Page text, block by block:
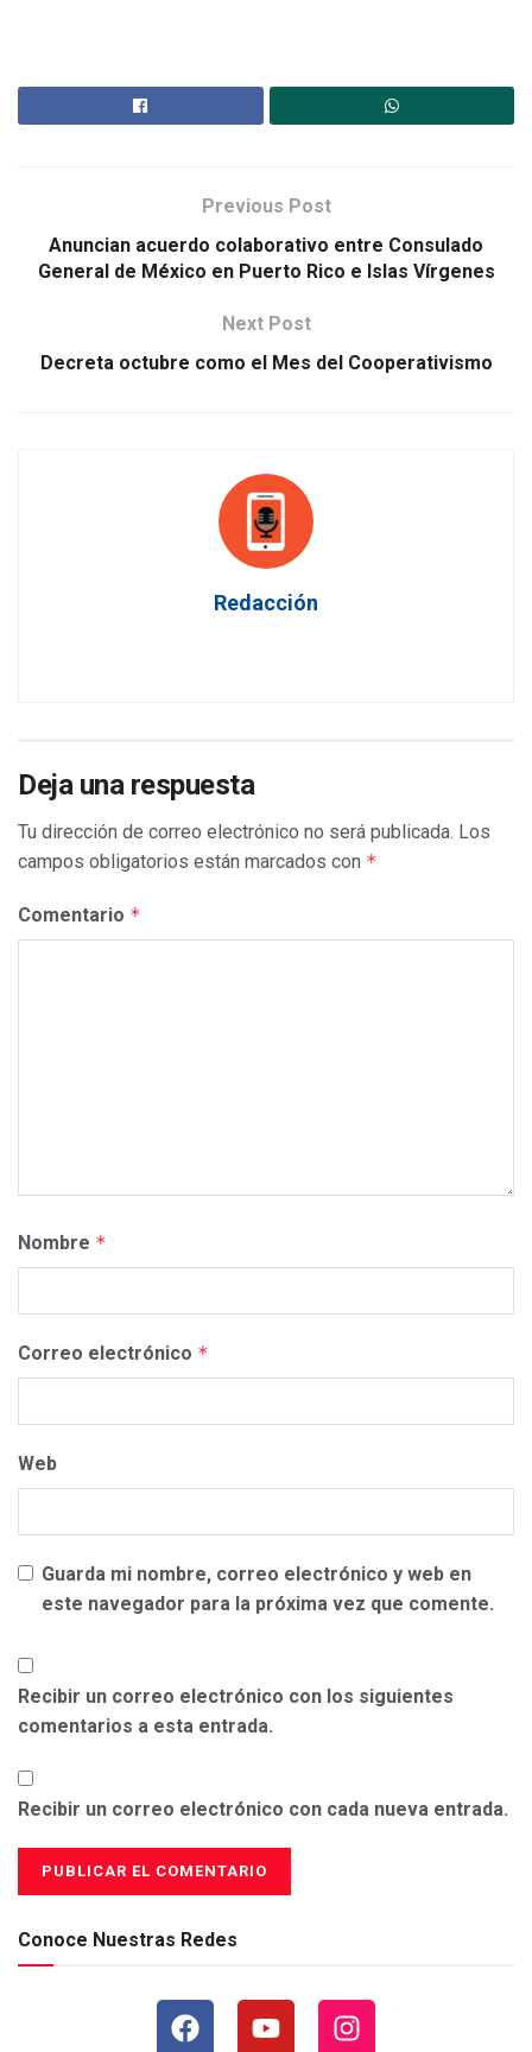
Previous Post
Anuncian acuerdo colaborativo entre Consulado
General de México en Puerto Rico e Islas Vírgenes
Next Post
Decreta octubre como el Mes del Cooperativismo
Redacción
Deja una respuesta
Tu dirección de correo electrónico no será publicada. Los
campos obligatorios están marcados con *
Comentario *
Nombre *
Correo electrónico *
Web
Guarda mi nombre, correo electrónico y web en
este navegador para la próxima vez que comente.
Recibir un correo electrónico con los siguientes
comentarios a esta entrada.
Recibir un correo electrónico con cada nueva entrada.
Conoce Nuestras Redes